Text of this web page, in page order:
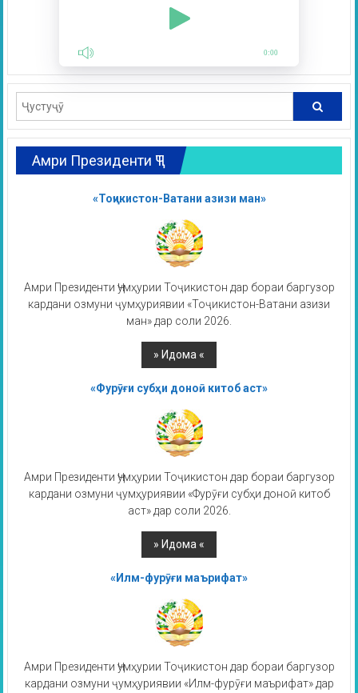
0:00
Амри Президенти ҶТ
«Тоҷикистон-Ватани азизи ман»
Амри Президенти Ҷумҳурии Тоҷикистон дар бораи баргузор
кардани озмуни ҷумҳуриявии «Тоҷикистон-Ватани азизи
ман» дар соли 2026.
«Фурӯғи субҳи доноӣ китоб аст»
Амри Президенти Ҷумҳурии Тоҷикистон дар бораи баргузор
кардани озмуни ҷумҳуриявии «Фурӯғи субҳи доноӣ китоб
аст» дар соли 2026.
«Илм-фурӯғи маърифат»
Амри Президенти Ҷумҳурии Тоҷикистон дар бораи баргузор
кардани озмуни ҷумҳуриявии «Илм-фурӯғи маърифат» дар